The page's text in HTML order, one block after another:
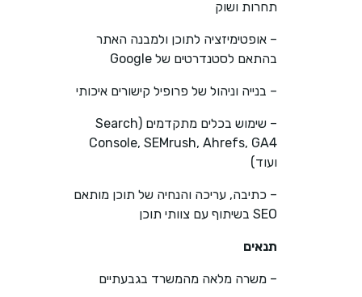
תחרות ושוק
– אופטימיזציה לתוכן ולמבנה האתר
בהתאם לסטנדרטים של Google
– בנייה וניהול של פרופיל קישורים איכותי
– שימוש בכלים מתקדמים (Search
Console, SEMrush, Ahrefs, GA4
ועוד)
– כתיבה, עריכה והנחיה של תוכן מותאם
SEO בשיתוף עם צוותי תוכן
תנאים
– משרה מלאה מהמשרד בגבעתיים